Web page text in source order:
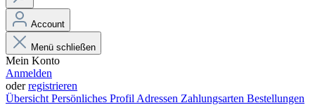
Account
Menü schließen
Mein Konto
Anmelden
oderregistrieren
Übersicht Persönliches Profil Adressen Zahlungsarten Bestellungen